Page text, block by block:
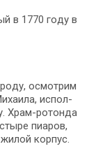
в 1770 го­ду в
осмот­рим
ис­пол­
Храм-ротонда
пи­а­ров,
кор­пус.